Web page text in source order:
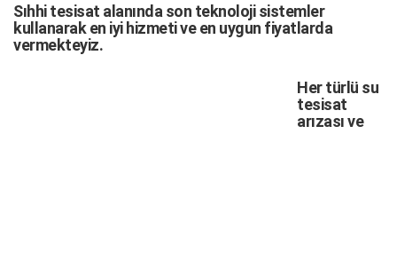
Sıhhi tesisat alanında son teknoloji sistemler
kullanarak en iyi hizmeti ve en uygun fiyatlarda
vermekteyiz.
Her türlü su
tesisat
arızasıve